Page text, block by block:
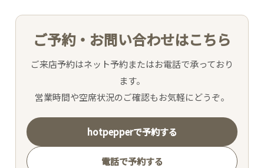
MENU
SNS
INTERIOR
NEWS
ご予約・お問い合わせはこちら
ご来店予約はネット予約またはお電話で承っており
ます。
営業時間や空席状況のご確認もお気軽にどうぞ。
hotpepperで予約する
電話で予約する